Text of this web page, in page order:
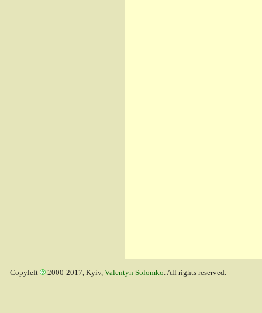
Copyleft 2000-2017, Kyiv, Valentyn Solomko. All rights reserved.